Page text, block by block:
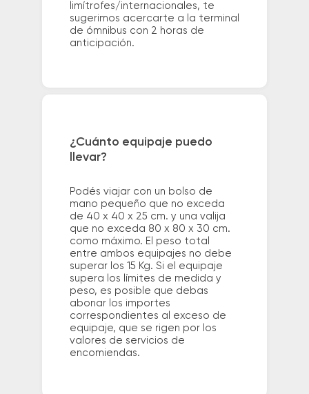
limítrofes/internacionales, te
sugerimos acercarte a la terminal
de ómnibus con 2 horas de
anticipación.
¿Cuánto equipaje puedo
llevar?
Podés viajar con un bolso de
mano pequeño que no exceda
de 40 x 40 x 25 cm. y una valija
que no exceda 80 x 80 x 30 cm.
como máximo. El peso total
entre ambos equipajes no debe
superar los 15 Kg. Si el equipaje
supera los límites de medida y
peso, es posible que debas
abonar los importes
correspondientes al exceso de
equipaje, que se rigen por los
valores de servicios de
encomiendas.